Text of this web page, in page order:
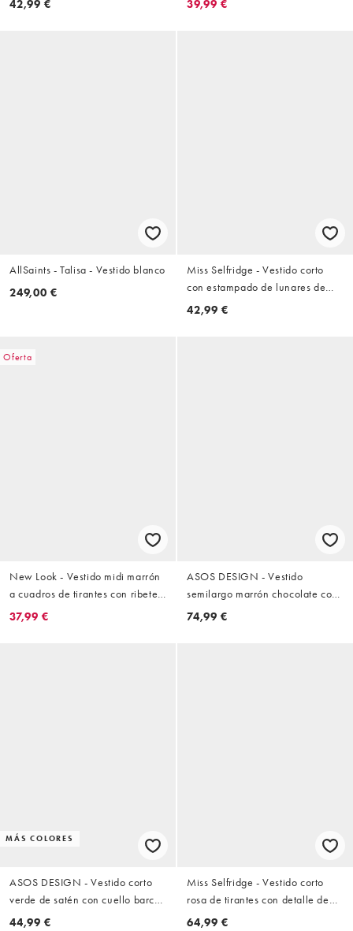
42,99 € 39,99 €
AllSaints - Talisa - Vestido blanco
249,00 €
Miss Selfridge - Vestido corto
con estampado de lunares de
satén y encaje
42,99 €
Oferta
New Look - Vestido midi marrón
a cuadros de tirantes con ribete
de encaje
37,99 €
ASOS DESIGN - Vestido
semilargo marrón chocolate con
cuello halter y parte delantera
74,99 €
MÁS COLORES
ASOS DESIGN - Vestido corto
verde de satén con cuello barco
y bajo de encaje
44,99 €
Miss Selfridge - Vestido corto
rosa de tirantes con detalle de
encaje
64,99 €